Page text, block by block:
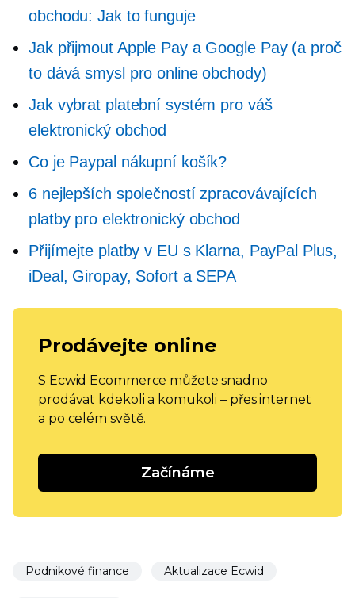
obchodu: Jak to funguje
Jak přijmout Apple Pay a Google Pay (a proč
to dává smysl pro online obchody)
Jak vybrat platební systém pro váš
elektronický obchod
Co je Paypal nákupní košík?
6 nejlepších společností zpracovávajících
platby pro elektronický obchod
Přijímejte platby v EU s Klarna, PayPal Plus,
iDeal, Giropay, Sofort a SEPA
Prodávejte online
S Ecwid Ecommerce můžete snadno
prodávat kdekoli a komukoli – přes internet
a po celém světě.
Začínáme
Podnikové finance Aktualizace Ecwid